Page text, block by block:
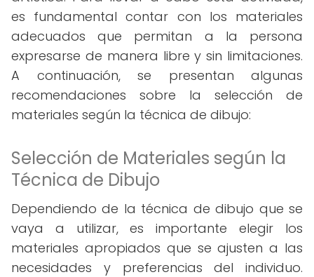
es fundamental contar con los materiales
adecuados que permitan a la persona
expresarse de manera libre y sin limitaciones.
A continuación, se presentan algunas
recomendaciones sobre la selección de
materiales según la técnica de dibujo:
Selección de Materiales según la
Técnica de Dibujo
Dependiendo de la técnica de dibujo que se
vaya a utilizar, es importante elegir los
materiales apropiados que se ajusten a las
necesidades y preferencias del individuo.